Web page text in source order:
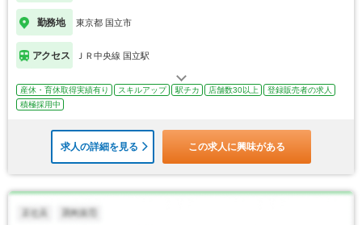
勤務地 東京都 国立市
アクセス ＪＲ中央線 国立駅
産休・育休取得実績有り スキルアップ 駅チカ 店舗数30以上
登録販売者の求人
積極採用中
求人の詳細を見る この求人に興味がある